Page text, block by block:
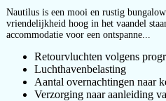
Nautilus is een mooi en rustig
vriendelijkheid hoog in het vaandel
accommodatie voor een ontspanne...
Retourvluchten volgens
Luchthavenbelasting
Aantal overnachtingen naar
Verzorging naar aanleiding